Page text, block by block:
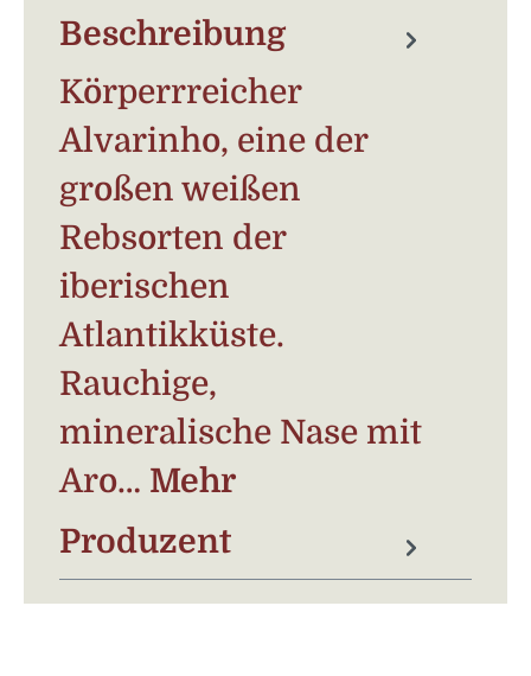
Beschreibung
Körperrreicher
Alvarinho, eine der
großen weißen
Rebsorten der
iberischen
Atlantikküste.
Rauchige,
mineralische Nase mit
Aro… Mehr
Produzent